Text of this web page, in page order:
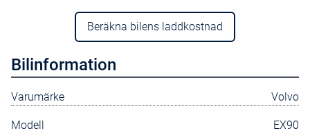
Beräkna bilens laddkostnad
Bilinformation
Varumärke Volvo
Modell EX90